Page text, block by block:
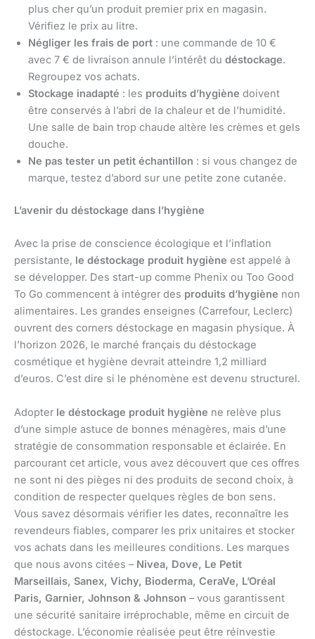
plus cher qu’un produit premier prix en magasin.
Vérifiez le prix au litre.
Négliger les frais de port : une commande de 10 €
avec 7 € de livraison annule l’intérêt du déstockage.
Regroupez vos achats.
Stockage inadapté : les produits d’hygiène doivent
être conservés à l’abri de la chaleur et de l’humidité.
Une salle de bain trop chaude altère les crèmes et gels
douche.
Ne pas tester un petit échantillon : si vous changez de
marque, testez d’abord sur une petite zone cutanée.
L’avenir du déstockage dans l’hygiène
Avec la prise de conscience écologique et l’inflation
persistante, le déstockage produit hygiène est appelé à
se développer. Des start-up comme Phenix ou Too Good
To Go commencent à intégrer des produits d’hygiène non
alimentaires. Les grandes enseignes (Carrefour, Leclerc)
ouvrent des corners déstockage en magasin physique. À
l’horizon 2026, le marché français du déstockage
cosmétique et hygiène devrait atteindre 1,2 milliard
d’euros. C’est dire si le phénomène est devenu structurel.
Adopter le déstockage produit hygiène ne relève plus
d’une simple astuce de bonnes ménagères, mais d’une
stratégie de consommation responsable et éclairée. En
parcourant cet article, vous avez découvert que ces offres
ne sont ni des pièges ni des produits de second choix, à
condition de respecter quelques règles de bon sens.
Vous savez désormais vérifier les dates, reconnaître les
revendeurs fiables, comparer les prix unitaires et stocker
vos achats dans les meilleures conditions. Les marques
que nous avons citées – Nivea, Dove, Le Petit
Marseillais, Sanex, Vichy, Bioderma, CeraVe, L’Oréal
Paris, Garnier, Johnson & Johnson – vous garantissent
une sécurité sanitaire irréprochable, même en circuit de
déstockage. L’économie réalisée peut être réinvestie